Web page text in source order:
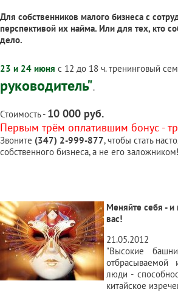
Для собственников малого бизнеса с
перспективой их найма. Или для тех, кто
дело.
23 и 24 июня с 12 до 18 ч. тренинговый
руководитель".
Стоимость - 10 000 руб.
Первым трём оплатившим бонус -
Звоните (347) 2-999-877, чтобы стать
собственного бизнеса, а не его заложником!
Меняйте себя -
вас!
21.05.2012
"Высокие
люди -
китайское